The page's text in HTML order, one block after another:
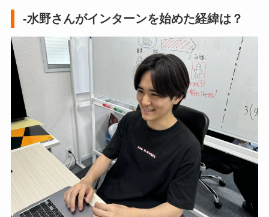
-水野さんがインターンを始めた経緯は？